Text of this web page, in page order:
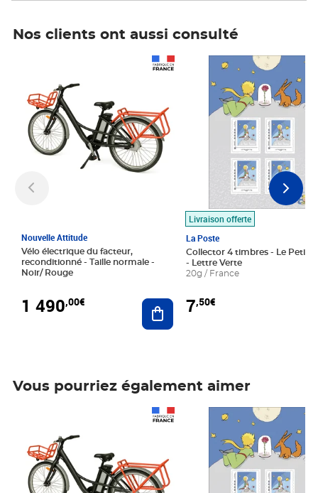
Nos clients ont aussi consulté
Nouvelle Attitude
Vélo électrique du facteur,
reconditionné - Taille normale -
Noir/ Rouge
1 490,00€ Ajouter au panier
Livraison offerte
La Poste
Collector 4 timbres - Le Petit
- Lettre Verte
20g / France
7,50€
Prix 7,50€
Vous pourriez également aimer
Prix 7,50€